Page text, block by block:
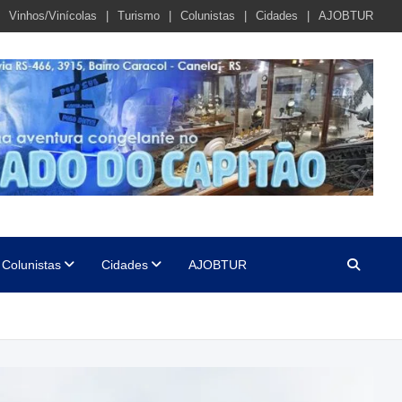
Vinhos/Vinícolas Turismo Colunistas Cidades AJOBTUR
Colunistas Cidades AJOBTUR